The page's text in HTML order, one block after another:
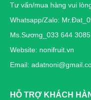
Tư vấn/mua hàng vui
Whatsapp/Zalo:
Ms.Sương_033 644 3085
Website: nonifruit.vn
Email:
HỖ TRỢ KHÁCH